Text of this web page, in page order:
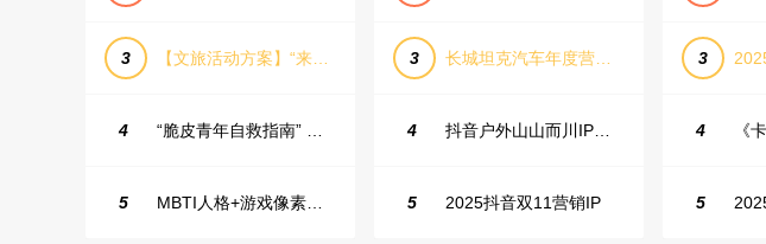
3 【文旅活动方案】“来和月亮撞个满怀”文旅景区中秋露营音乐会团建拓展方案
4 “脆皮青年自救指南” 五一城市解压生活节活动策划案
5 MBTI人格+游戏像素风主题企业年会
3 长城坦克汽车年度营销活动方案
4 抖音户外山山而川IP整合营销方案
5 2025抖音双11营销IP
3
4 《
5